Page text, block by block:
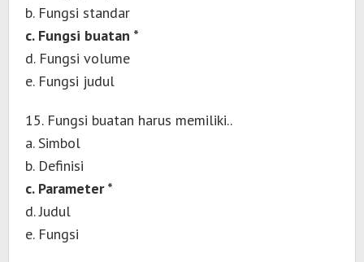
b. Fungsi standar
c. Fungsi buatan *
d. Fungsi volume
e. Fungsi judul
15. Fungsi buatan harus memiliki..
a. Simbol
b. Definisi
c. Parameter *
d. Judul
e. Fungsi